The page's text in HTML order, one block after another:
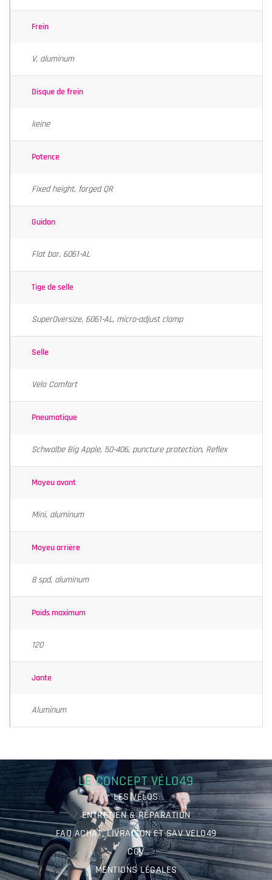
Frein
V, aluminum
Disque de frein
keine
Potence
Fixed height, forged QR
Guidon
Flat bar, 6061-AL
Tige de selle
SuperOversize, 6061-AL, micro-adjust clamp
Selle
Velo Comfort
Pneumatique
Schwalbe Big Apple, 50-406, puncture protection, Reflex
Moyeu avant
Mini, aluminum
Moyeu arrière
8 spd, aluminum
Poids maximum
120
Jante
Aluminum
LE CONCEPT VÉLO49
LES VÉLOS
ENTRETIEN & RÉPARATION
FAQ ACHAT, LIVRAISON ET SAV VELO49
CGV
MENTIONS LÉGALES